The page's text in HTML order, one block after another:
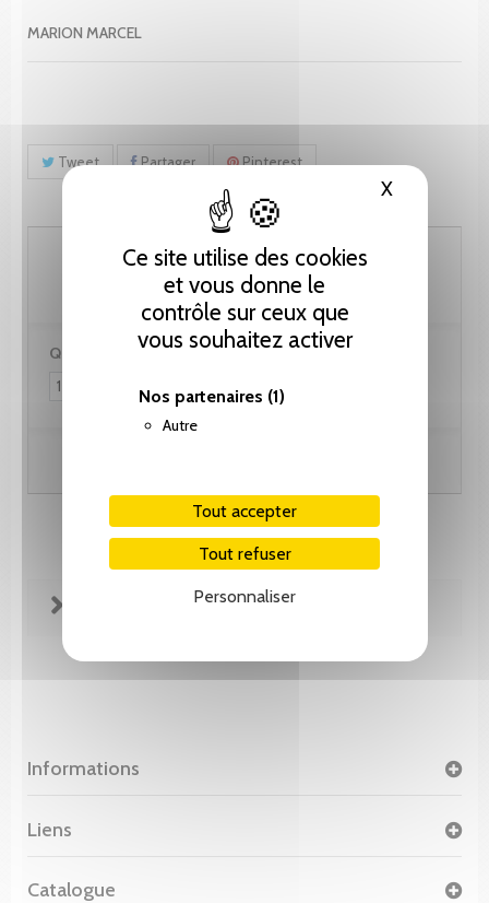
Ce site utilise des cookies
et vous donne le
contrôle sur ceux que
vous souhaitez activer
Nos partenaires (1)
Autre
Tout accepter
Tout refuser
Personnaliser
XMasquer
MARION MARCEL
Tweet Partager Pinterest
61.55 CHF
Quantité :
FICHE TECHNIQUE
Informations
Liens
Catalogue